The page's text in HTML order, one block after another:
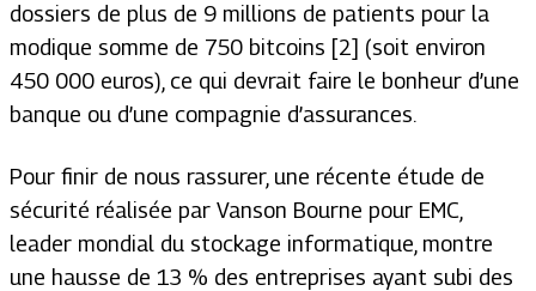
dossiers de plus de 9 millions de patients pour la
modique somme de 750 bitcoins [2] (soit environ
450 000 euros), ce qui devrait faire le bonheur d’une
banque ou d’une compagnie d’assurances.
Pour finir de nous rassurer, une récente étude de
sécurité réalisée par Vanson Bourne pour EMC,
leader mondial du stockage informatique, montre
une hausse de 13 % des entreprises ayant subi des